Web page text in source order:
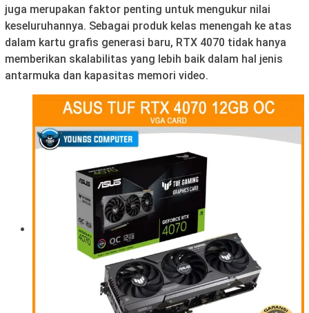
juga merupakan faktor penting untuk mengukur nilai
keseluruhannya. Sebagai produk kelas menengah ke atas
dalam kartu grafis generasi baru, RTX 4070 tidak hanya
memberikan skalabilitas yang lebih baik dalam hal jenis
antarmuka dan kapasitas memori video.